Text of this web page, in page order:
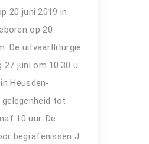
20 juni 2019 in
op 20
De uitvaartliturgie
juni om 10.30 u
Heusden-
tot
10 uur. De
begrafenissen J.